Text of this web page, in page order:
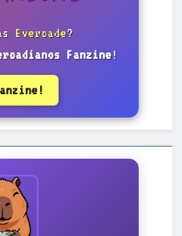
Evercade?
Fanzine!